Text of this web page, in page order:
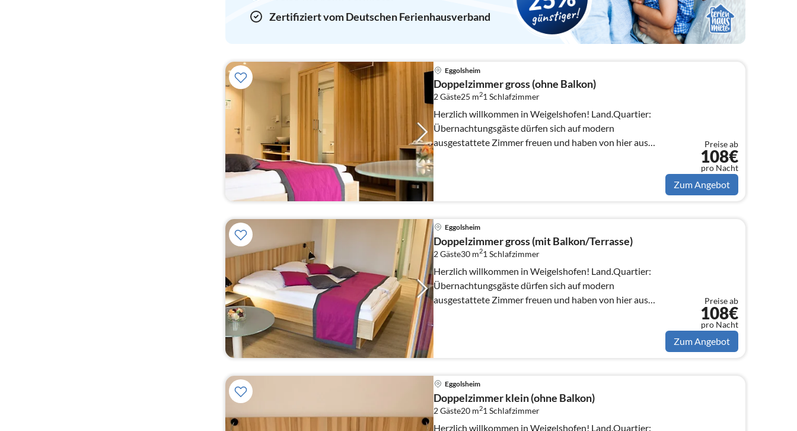
Zertifiziert vom Deutschen Ferienhausverband
Eggolsheim
Doppelzimmer gross (ohne Balkon)
2 Gäste25 m21Schlafzimmer
Herzlich willkommen in Weigelshofen! Land.Quartier:
Übernachtungsgäste dürfen sich auf modern
ausgestattete Zimmer freuen und haben von hier aus
zahllose Möglich...
Preise ab
108€
pro Nacht
Zum Angebot
Eggolsheim
Doppelzimmer gross (mit Balkon/Terrasse)
2 Gäste30 m21 Schlafzimmer
Herzlich willkommen in Weigelshofen! Land.Quartier:
Übernachtungsgäste dürfen sich auf modern
ausgestattete Zimmer freuen und haben von hier aus
Preise ab
108€
pro Nacht
Zum Angebot
Eggolsheim
Doppelzimmer klein (ohne Balkon)
2 Gäste20 m21 Schlafzimmer
Herzlich willkommen in Weigelshofen! Land.Quartier: